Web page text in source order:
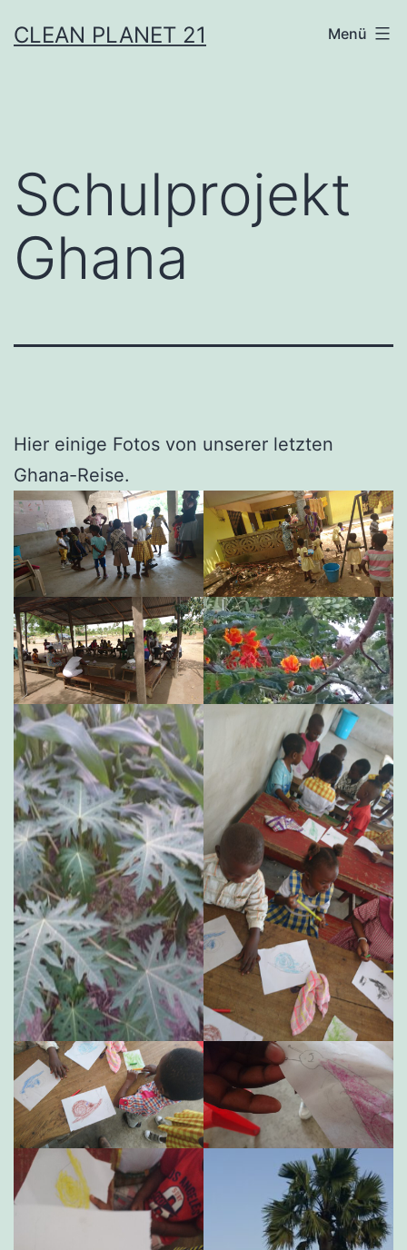
Inhalt
CLEAN PLANET 21 Menü
Schulprojekt
Ghana
Hier einige Fotos von unserer letzten
Ghana-Reise.